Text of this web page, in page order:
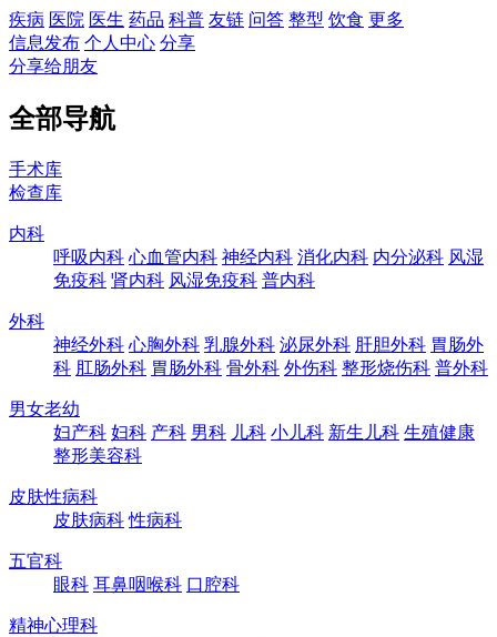
疾病 医院 医生 药品 科普 友链 问答 整型 饮食 更多
信息发布 个人中心 分享
分享给朋友
全部导航
手术库
检查库
内科
呼吸内科 心血管内科 神经内科 消化内科 内分泌科 风湿
免疫科 肾内科 风湿免疫科 普内科
外科
神经外科 心胸外科 乳腺外科 泌尿外科 肝胆外科 胃肠外
科 肛肠外科 胃肠外科 骨外科 外伤科 整形烧伤科 普外科
男女老幼
妇产科 妇科 产科 男科 儿科 小儿科 新生儿科 生殖健康
整形美容科
皮肤性病科
皮肤病科 性病科
五官科
眼科 耳鼻咽喉科 口腔科
精神心理科